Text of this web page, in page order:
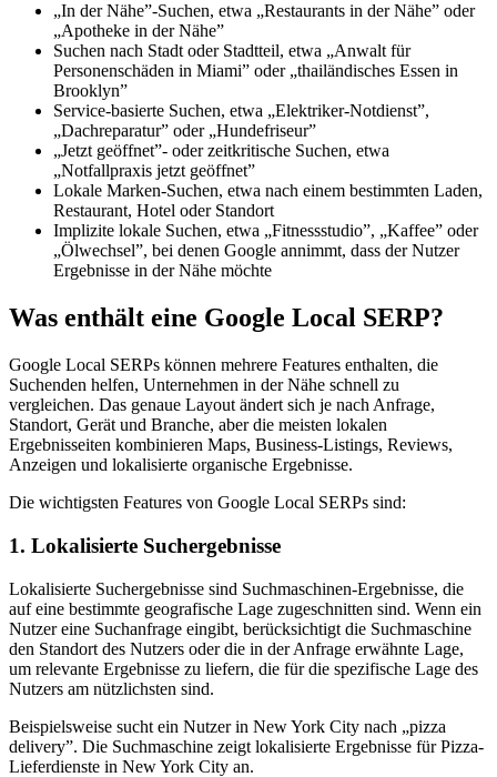
„In der Nähe”-Suchen, etwa „Restaurants in der Nähe” oder
„Apotheke in der Nähe”
Suchen nach Stadt oder Stadtteil, etwa „Anwalt für
Personenschäden in Miami” oder „thailändisches Essen in
Brooklyn”
Service-basierte Suchen, etwa „Elektriker-Notdienst”,
„Dachreparatur” oder „Hundefriseur”
„Jetzt geöffnet”- oder zeitkritische Suchen, etwa
„Notfallpraxis jetzt geöffnet”
Lokale Marken-Suchen, etwa nach einem bestimmten Laden,
Restaurant, Hotel oder Standort
Implizite lokale Suchen, etwa „Fitnessstudio”, „Kaffee” oder
„Ölwechsel”, bei denen Google annimmt, dass der Nutzer
Ergebnisse in der Nähe möchte
Was enthält eine Google Local SERP?
Google Local SERPs können mehrere Features enthalten, die
Suchenden helfen, Unternehmen in der Nähe schnell zu
vergleichen. Das genaue Layout ändert sich je nach Anfrage,
Standort, Gerät und Branche, aber die meisten lokalen
Ergebnisseiten kombinieren Maps, Business-Listings, Reviews,
Anzeigen und lokalisierte organische Ergebnisse.
Die wichtigsten Features von Google Local SERPs sind:
1. Lokalisierte Suchergebnisse
Lokalisierte Suchergebnisse sind Suchmaschinen-Ergebnisse, die
auf eine bestimmte geografische Lage zugeschnitten sind. Wenn ein
Nutzer eine Suchanfrage eingibt, berücksichtigt die Suchmaschine
den Standort des Nutzers oder die in der Anfrage erwähnte Lage,
um relevante Ergebnisse zu liefern, die für die spezifische Lage des
Nutzers am nützlichsten sind.
Beispielsweise sucht ein Nutzer in New York City nach „pizza
delivery”. Die Suchmaschine zeigt lokalisierte Ergebnisse für Pizza-
Lieferdienste in New York City an.